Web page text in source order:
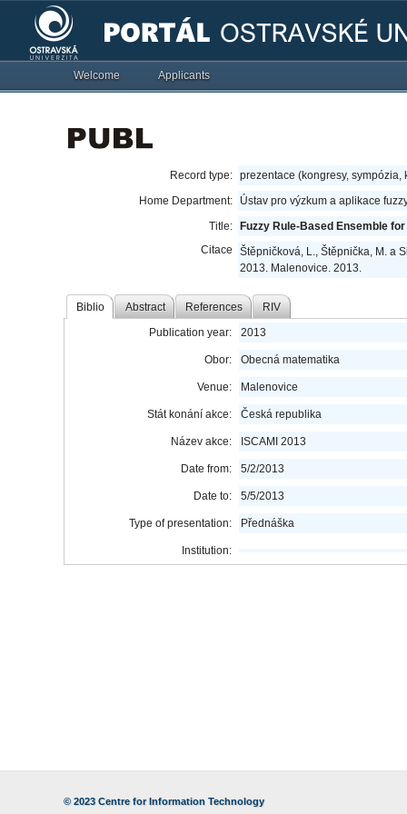
Welcome Applicants
Record type: prezentace (kongresy, sympózia,
Home Department:
Ústav pro výzkum a aplikace
Title:
Fuzzy Rule-Based Ensemble
Citace
Štěpničková, L., Štěpnička, M. a
2013. Malenovice. 2013.
Biblio Abstract References RIV
Publication year: 2013
Obor: Obecná matematika
Venue: Malenovice
Stát konání akce: Česká republika
Název akce: ISCAMI 2013
Date from: 5/2/2013
Date to: 5/5/2013
Type of presentation: Přednáška
Institution:
© 2023 Centre for Information Technology